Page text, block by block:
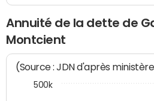
Annuité de la dette de
Montcient
(Source : JDN d'après
500k